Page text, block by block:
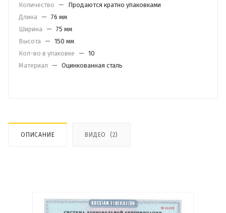
Количество —
Продаются кратно упаковками
Длина — 76 мм
Ширина — 75 мм
Высота — 150 мм
Кол-во в упаковке
— 10
Материал
— Оцинкованная сталь
ОПИСАНИЕ ВИДЕО (2)